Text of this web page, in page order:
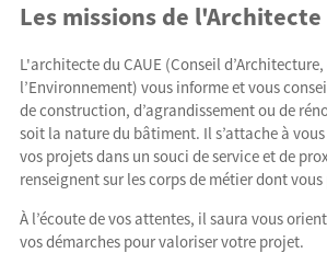
Les missions de l'Architecte
L'architecte du CAUE (Conseil
l’Environnement) vous informe et vous
de construction, d’agrandissement ou de
soit la nature du bâtiment. Il s’attache à
vos projets dans un souci de service et de
renseignent sur les corps de métier dont
À l’écoute de vos attentes, il saura vous
vos démarches pour valoriser votre projet.